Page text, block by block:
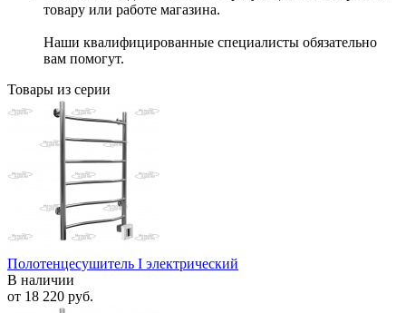
товару или работе магазина.
Наши квалифицированные специалисты обязательно
вам помогут.
Товары из серии
Полотенцесушитель I электрический
В наличии
от 18 220 руб.